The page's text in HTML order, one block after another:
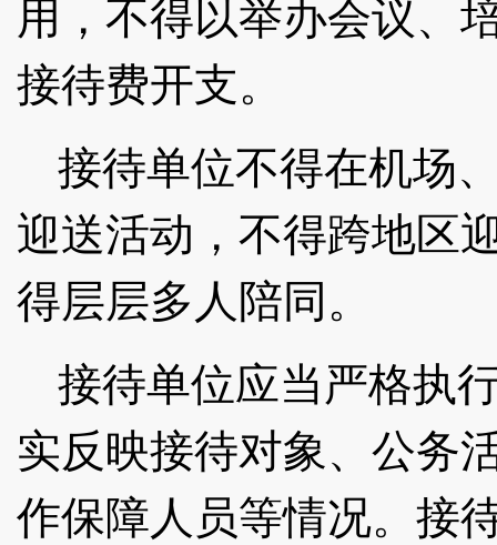
用，不得以举办会议、
接待费开支。
接待单位不得在机场
迎送活动，不得跨地区
得层层多人陪同。
接待单位应当严格执
实反映接待对象、公务
作保障人员等情况。接